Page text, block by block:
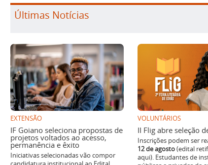
EXTENSÃO
IF Goiano seleciona propostas de
projetos voltados ao acesso,
permanência e êxito
Iniciativas selecionadas vão compor
candidatura institucional ao Edital
SETEC/MEC nº 05/2026. Cada proposta
poderá solicitar até R$ 30 mil em
VOLUNTÁRIOS
II Flig abre seleção
Inscrições podem ser
12 de agosto(edital
aqui). Estudantes de
públicas e privadas de
pessoas interessadas,